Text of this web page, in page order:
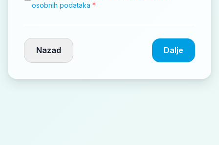
osobnih podataka *
Nazad Dalje